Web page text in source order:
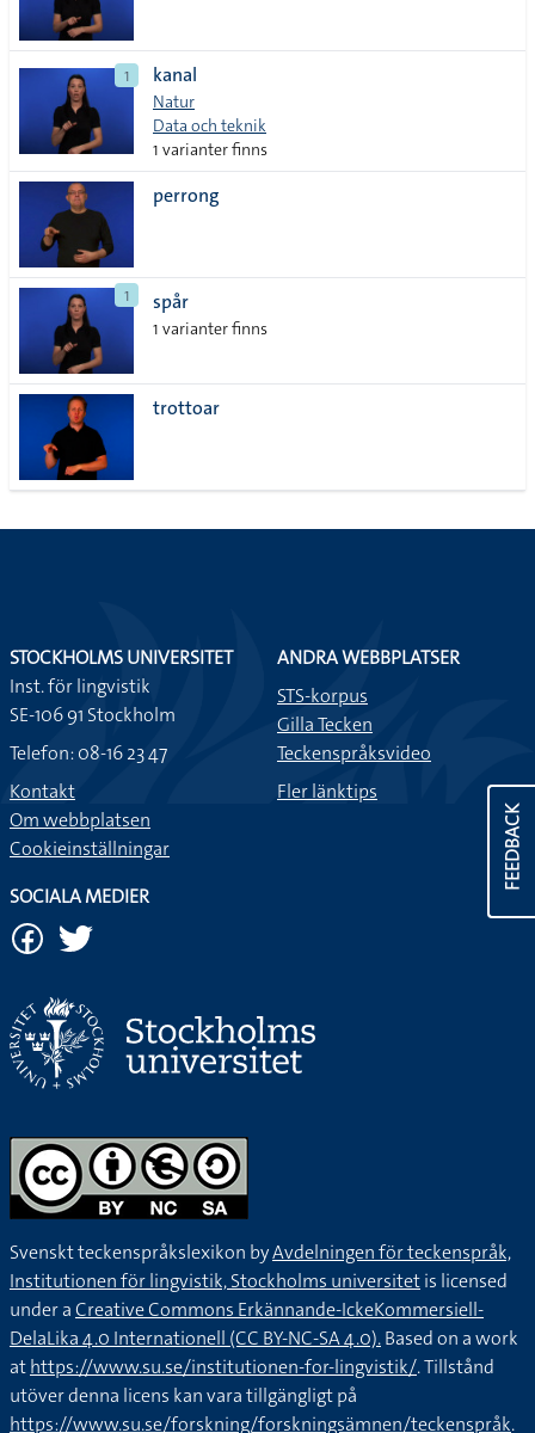
1 kanal
Natur
Data och teknik
1 varianter finns
perrong
1 spår
1 varianter finns
trottoar
FEEDBACK
STOCKHOLMS UNIVERSITET
Inst. för lingvistik
SE-106 91 Stockholm
Telefon: 08-16 23 47
Kontakt
Om webbplatsen
Cookieinställningar
ANDRA WEBBPLATSER
STS-korpus
Gilla Tecken
Teckenspråksvideo
Fler länktips
SOCIALA MEDIER
Svenskt teckenspråkslexikon byAvdelningen för teckenspråk,
Institutionen för lingvistik, Stockholms universitetis licensed
under aCreative Commons Erkännande-IckeKommersiell-
DelaLika 4.0 Internationell (CC BY-NC-SA 4.0).Based on a work
athttps://www.su.se/institutionen-for-lingvistik/. Tillstånd
utöver denna licens kan vara tillgängligt på
https://www.su.se/forskning/forskningsämnen/teckenspråk.